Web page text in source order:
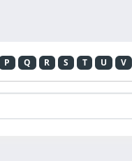
P Q R S T U V